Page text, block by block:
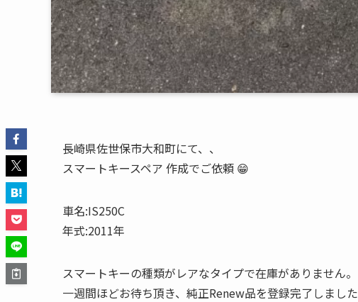
長崎県佐世保市大和町にて、、
スマートキースペア 作成でご依頼 😁
車名:IS250C
年式:2011年
スマートキーの種類がレアなタイプで在庫がありません。
一週間ほどお待ち頂き、純正Renew品を登録完了しました